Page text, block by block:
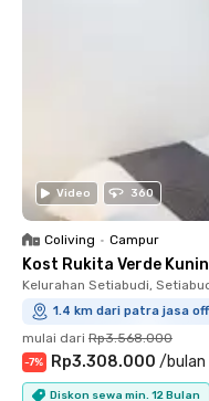
Video 360
Coliving • Campur
Kost Rukita Verde
Kelurahan Setiabudi,
1.4 km dari patra jasa
mulai dari Rp3.568.000
-7% Rp3.308.000 /bulan
Diskon sewa min. 12 Bulan